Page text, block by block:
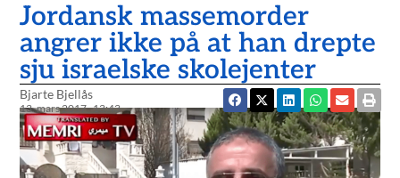
Jordansk massemorder
angrer ikke på at han drepte
sju israelske skolejenter
Bjarte Bjellås
13. mars 2017 13:43